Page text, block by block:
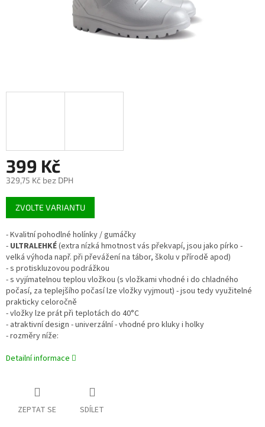
399 Kč
329,75 Kč bez DPH
Měrná
cena:
ZVOLTE VARIANTU
- Kvalitní pohodlné holínky / gumáčky
- ULTRALEHKÉ(extra nízká hmotnost vás překvapí, jsou jako pírko -
velká výhoda např. při převážení na tábor, školu v přírodě apod)
- s protiskluzovou podrážkou
- s vyjímatelnou teplou vložkou (s vložkami vhodné i do chladného
počasí, za teplejšího počasí lze vložky vyjmout) - jsou tedy využitelné
prakticky celoročně
- vložky lze prát při teplotách do 40°C
- atraktivní design - univerzální - vhodné pro kluky i holky
- rozměry níže:
Detailní informace
ZEPTAT SE SDÍLET